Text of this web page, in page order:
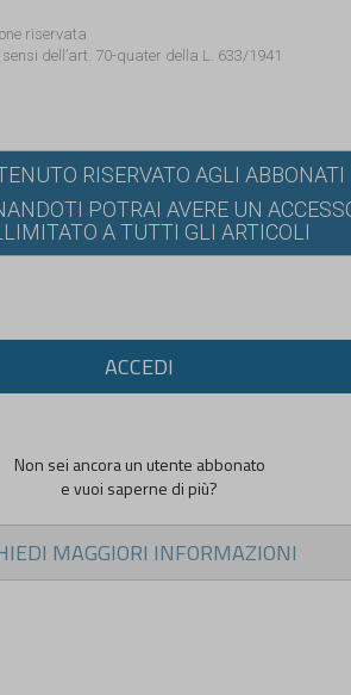
riservata
dell’art. 70-quater della L. 633/1941
RISERVATO AGLI ABBONATI
POTRAI AVERE UN
A TUTTI GLI ARTICOLI
ACCEDI
Non sei ancora un utente abbonato
e vuoi saperne di più?
MAGGIORI INFORMAZIONI